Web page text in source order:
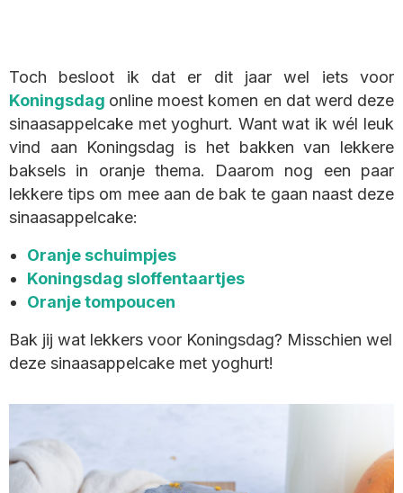
Toch besloot ik dat er dit jaar wel iets voor
Koningsdag online moest komen en dat werd deze
sinaasappelcake met yoghurt. Want wat ik wél leuk
vind aan Koningsdag is het bakken van lekkere
baksels in oranje thema. Daarom nog een paar
lekkere tips om mee aan de bak te gaan naast deze
sinaasappelcake:
Oranje schuimpjes
Koningsdag sloffentaartjes
Oranje tompoucen
Bak jij wat lekkers voor Koningsdag? Misschien wel
deze sinaasappelcake met yoghurt!